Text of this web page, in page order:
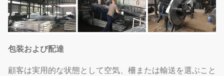
包装および配達
顧客は実用的な状態として空気、柵または輸送を選ぶこと